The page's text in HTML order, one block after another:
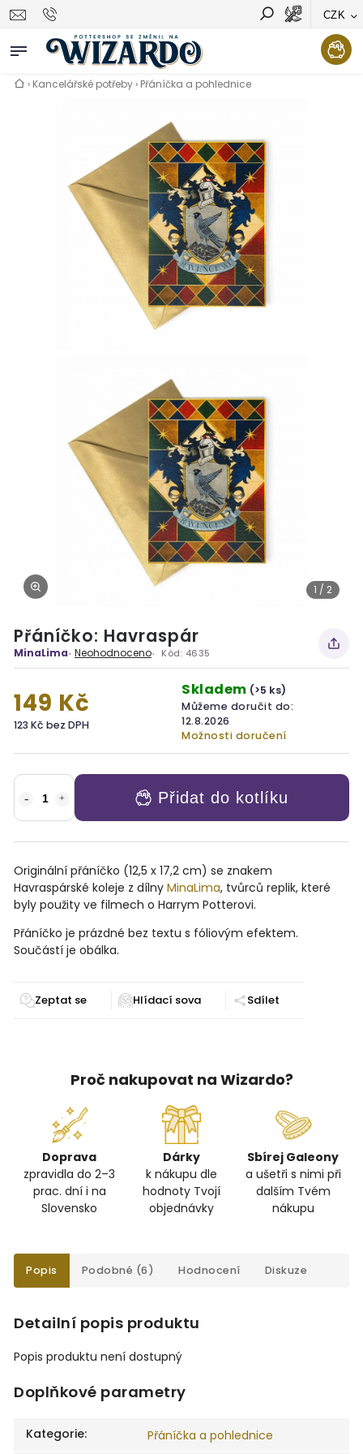
CZK
Vyhledávání Hledat
› Kancelářské potřeby › Přáníčka a pohlednice
1 / 2
Přáníčko: Havraspár
MinaLima Neohodnoceno Kód: 4635
149 Kč
123 Kč bez DPH
Skladem (>5 ks)
Můžeme doručit do:
12.8.2026
Možnosti doručení
Přidat do kotlíku
Originální přáníčko (12,5 x 17,2 cm) se znakem
Havraspárské koleje z dílny MinaLima, tvůrců replik, které
byly použity ve filmech o Harrym Potterovi.
Přáníčko je prázdné bez textu s fóliovým efektem.
Součástí je obálka.
Zeptat se Sdílet
Proč nakupovat na Wizardo?
Doprava
zpravidla do 2–3
prac. dní i na
Slovensko
Dárky
k nákupu dle
hodnoty Tvojí
objednávky
Sbírej Galeony
a ušetři s nimi při
dalším Tvém
nákupu
Popis Podobné (6) Hodnocení Diskuze
Detailní popis produktu
Popis produktu není dostupný
Doplňkové parametry
Kategorie: Přáníčka a pohlednice